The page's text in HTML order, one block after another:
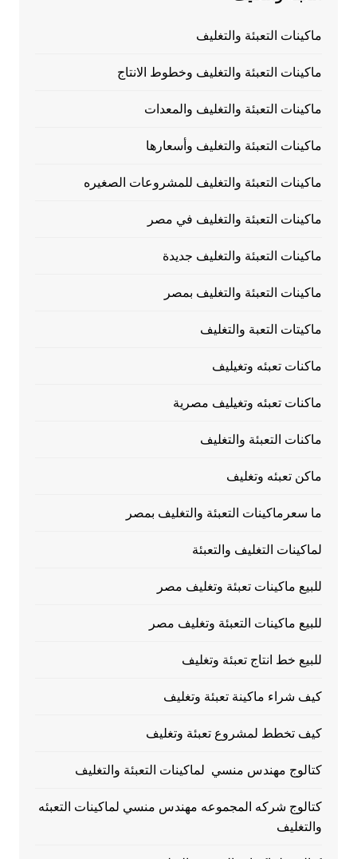
ماكينات التعبئة والتغليف
ماكينات التعبئة والتغليف وخطوط الانتاج
ماكينات التعبئة والتغليف والمعدات
ماكينات التعبئة والتغليف وأسعارها
ماكينات التعبئة والتغليف للمشروعات الصغيره
ماكينات التعبئة والتغليف في مصر
ماكينات التعبئة والتغليف جديدة
ماكينات التعبئة والتغليف بمصر
ماكيتات التعبة والتغليف
ماكنات تعبئه وتغيليف
ماكنات تعبئه وتغيليف مصرية
ماكنات التعبئة والتغليف
ماكن تعبئه وتغليف
ما سعرماكينات التعبئة والتغليف بمصر
لماكينات التغليف والتعبئة
للبيع ماكينات تعبئة وتغليف مصر
للبيع ماكينات التعبئة وتغليف مصر
للبيع خط انتاج تعبئة وتغليف
كيف شراء ماكينة تعبئة وتغليف
كيف تخطط لمشروع تعبئة وتغليف
كتالوج مهندس منسي لماكينات التعبئة والتغليف
كتالوج شركه المجموعه مهندس منسي لماكينات التعبئه
والتغليف